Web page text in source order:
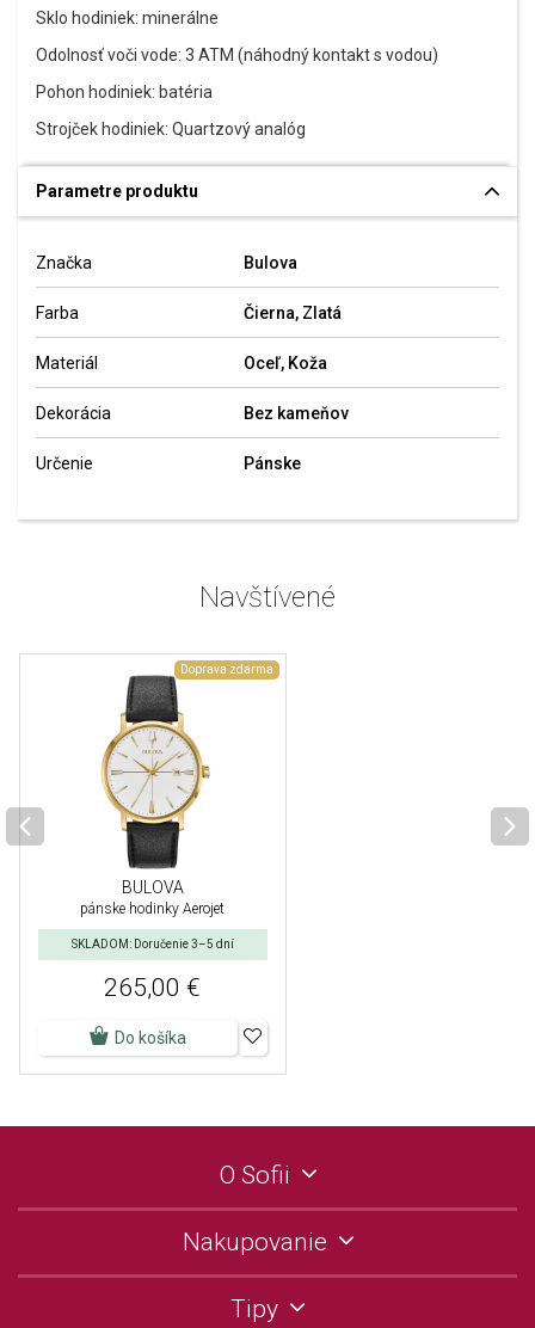
Sklo hodiniek: minerálne
Odolnosť voči vode: 3 ATM (náhodný kontakt s vodou)
Pohon hodiniek: batéria
Strojček hodiniek: Quartzový analóg
Parametre produktu
Značka Bulova
Farba Čierna, Zlatá
Materiál Oceľ, Koža
Dekorácia Bez kameňov
Určenie Pánske
Navštívené
Doprava zdarma
BULOVA
pánske hodinky Aerojet
SKLADOM: Doručenie 3–5 dní
265,00 €
Do košíka
O Sofii
Nakupovanie
Tipy